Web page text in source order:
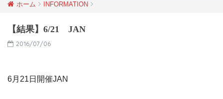
ホーム INFORMATION
【結果】6/21 JAN
2016/07/06
6月21日開催JAN